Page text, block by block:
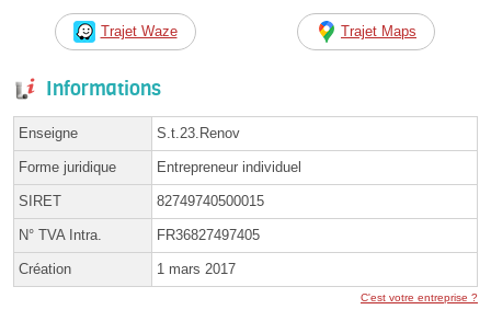
Trajet Waze Trajet Maps
Informations
Enseigne S.t.23.Renov
Forme juridique Entrepreneur individuel
SIRET 82749740500015
N° TVA Intra. FR36827497405
Création 1 mars 2017
C'est votre entreprise ?